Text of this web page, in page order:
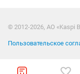
Женская одежда в
Женская одежда в
© 2012-2026, АО «Kaspi
Пользовательское